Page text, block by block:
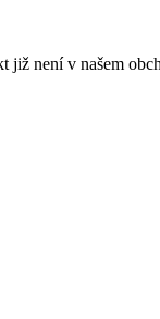
již není v našem